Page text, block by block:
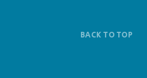
BACK TO TOP